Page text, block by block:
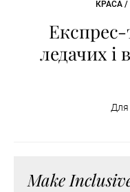
КРАСА /
ледачих і
Для
Make